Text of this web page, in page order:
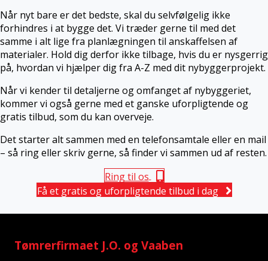
Når nyt bare er det bedste, skal du selvfølgelig ikke
forhindres i at bygge det. Vi træder gerne til med det
samme i alt lige fra planlægningen til anskaffelsen af
materialer. Hold dig derfor ikke tilbage, hvis du er nysgerrig
på, hvordan vi hjælper dig fra A-Z med dit nybyggerprojekt.
Når vi kender til detaljerne og omfanget af nybyggeriet,
kommer vi også gerne med et ganske uforpligtende og
gratis tilbud, som du kan overveje.
Det starter alt sammen med en telefonsamtale eller en mail
– så ring eller skriv gerne, så finder vi sammen ud af resten.
Ring til os
Få et gratis og uforpligtende tilbud i dag
Tømrerfirmaet J.O. og Vaaben